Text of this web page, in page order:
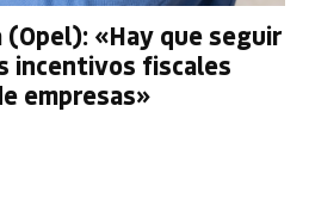
«Hay que seguir
incentivos fiscales
empresas»